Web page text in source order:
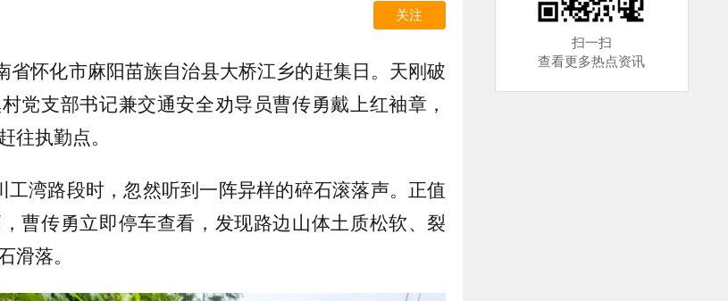
关注
省怀化市麻阳苗族自治县大桥江乡的赶集日。天刚破
党支部书记兼交通安全劝导员曹传勇戴上红袖章，
往执勤点。
工湾路段时，忽然听到一阵异样的碎石滚落声。正值
曹传勇立即停车查看，发现路边山体土质松软、裂
滑落。
扫一扫
查看更多热点资讯